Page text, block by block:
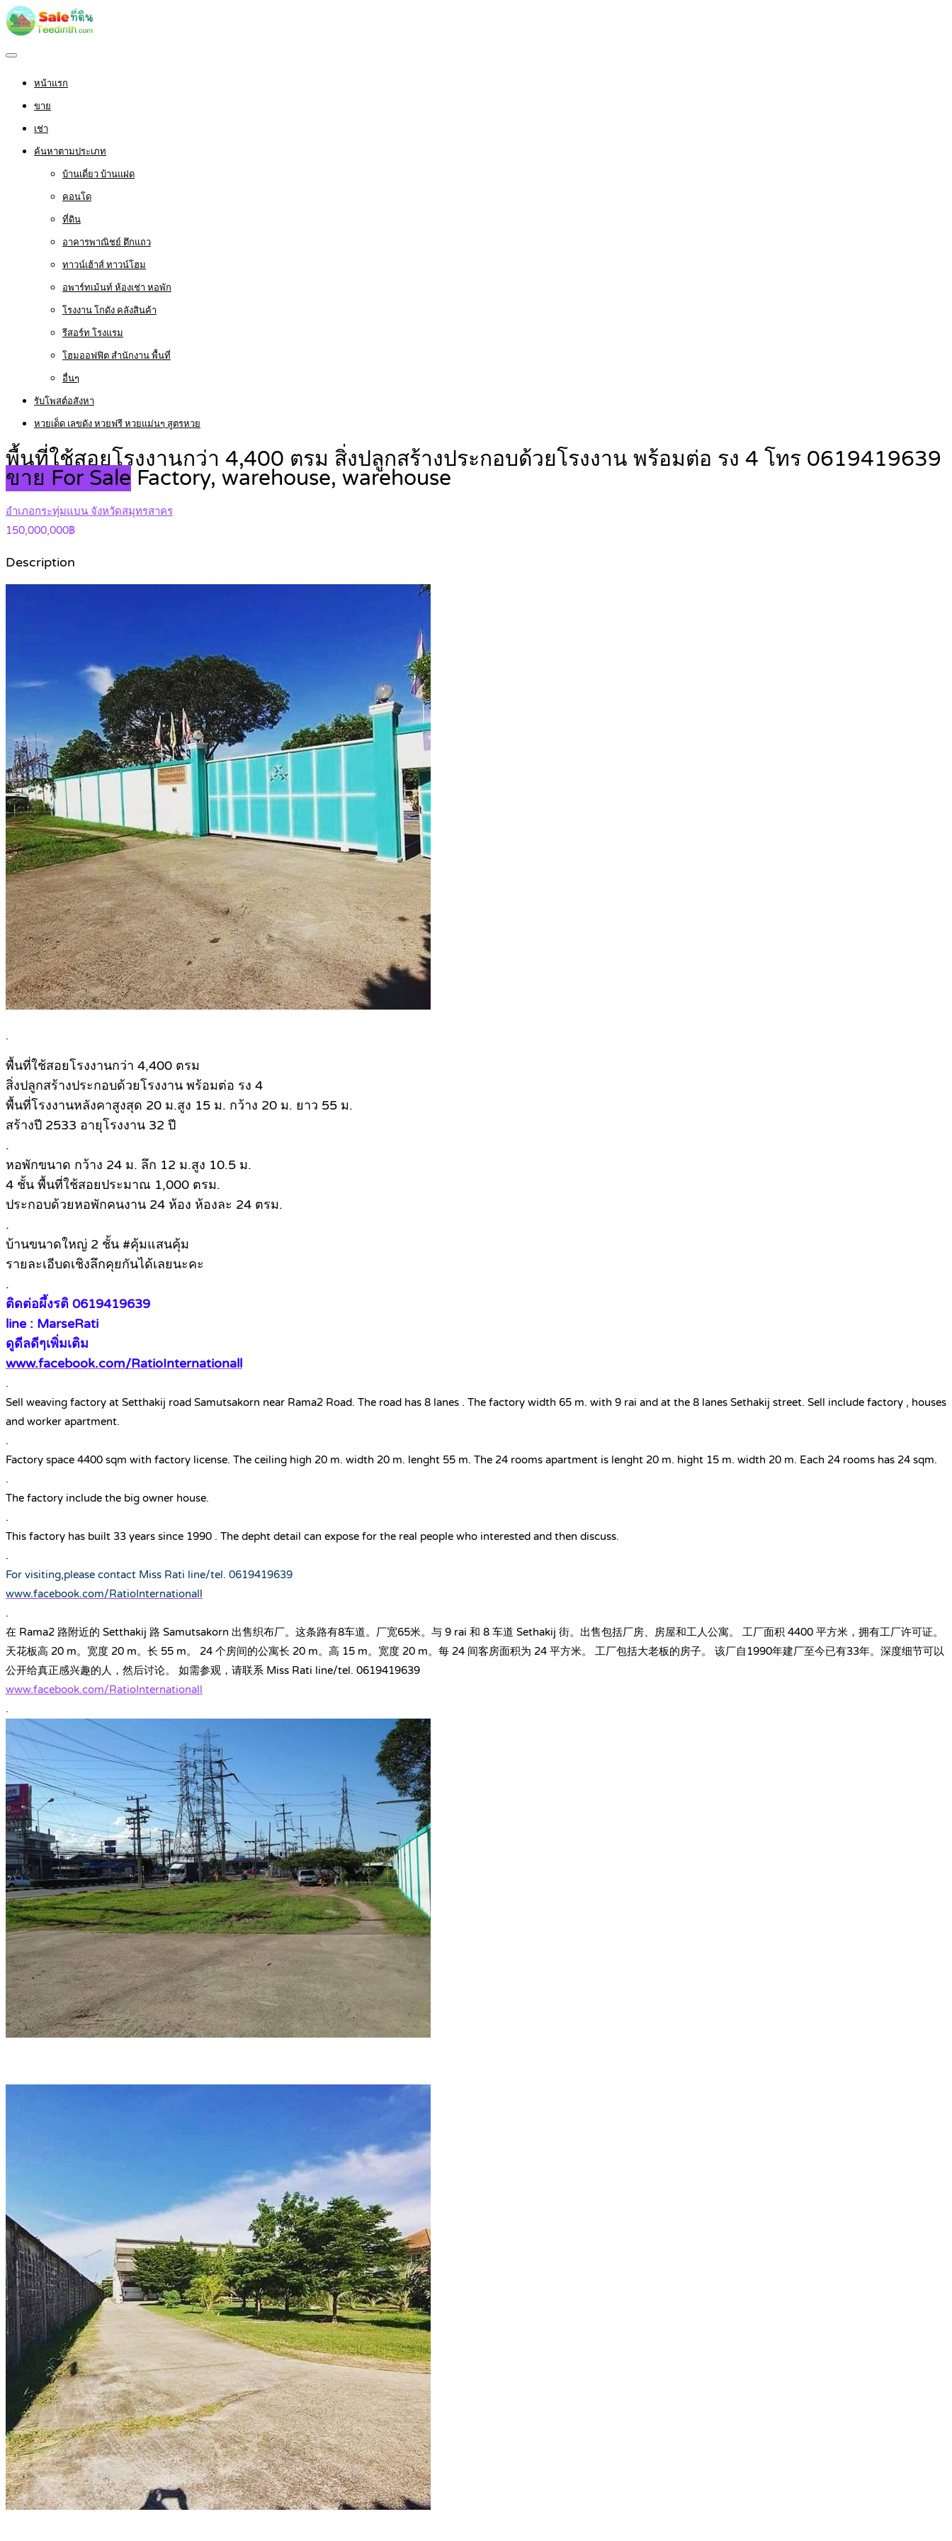
หน้าแรก
ขาย
เช่า
ค้นหาตามประเภท
บ้านเดี่ยว บ้านแฝด
คอนโด
ที่ดิน
อาคารพาณิชย์ ตึกแถว
ทาวน์เฮ้าส์ ทาวน์โฮม
อพาร์ทเม้นท์ ห้องเช่า หอพัก
โรงงาน โกดัง คลังสินค้า
รีสอร์ท โรงแรม
โฮมออฟฟิต สำนักงาน พื้นที่
อื่นๆ
รับโพสต์อสังหา
หวยเด็ด เลขดัง หวยฟรี หวยแม่นๆ สูตรหวย
พื้นที่ใช้สอยโรงงานกว่า 4,400 ตรม สิ่งปลูกสร้างประกอบด้วยโรงงาน พร้อมต่อ รง 4 โทร 0619419639
ขาย For Sale Factory, warehouse, warehouse
อำเภอกระทุ่มแบน จังหวัดสมุทรสาคร
150,000,000฿
Description
.
พื้นที่ใช้สอยโรงงานกว่า 4,400 ตรม
สิ่งปลูกสร้างประกอบด้วยโรงงาน พร้อมต่อ รง 4
พื้นที่โรงงานหลังคาสูงสุด 20 ม.สูง 15 ม. กว้าง 20 ม. ยาว 55 ม.
สร้างปี 2533 อายุโรงงาน 32 ปี
.
หอพักขนาด กว้าง 24 ม. ลึก 12 ม.สูง 10.5 ม.
4 ชั้น พื้นที่ใช้สอยประมาณ 1,000 ตรม.
ประกอบด้วยหอพักคนงาน 24 ห้อง ห้องละ 24 ตรม.
.
บ้านขนาดใหญ่ 2 ชั้น #คุ้มแสนคุ้ม
รายละเอีบดเชิงลึกคุยกันได้เลยนะคะ
.
ติดต่อผึ้งรติ 0619419639
line : MarseRati
ดูดีลดีๆเพิ่มเติม
www.facebook.com/RatioInternationall
.
Sell weaving factory at Setthakij road Samutsakorn near Rama2 Road. The road has 8 lanes . The factory width 65 m. with 9 rai and at the 8 lanes Sethakij street. Sell include factory , houses
and worker apartment.
.
Factory space 4400 sqm with factory license. The ceiling high 20 m. width 20 m. lenght 55 m. The 24 rooms apartment is lenght 20 m. hight 15 m. width 20 m. Each 24 rooms has 24 sqm.
.
The factory include the big owner house.
.
This factory has built 33 years since 1990 . The depht detail can expose for the real people who interested and then discuss.
.
For visiting,please contact Miss Rati line/tel. 0619419639
www.facebook.com/RatioInternationall
.
在 Rama2 路附近的 Setthakij 路 Samutsakorn 出售织布厂。这条路有8车道。厂宽65米。与 9 rai 和 8 车道 Sethakij 街。出售包括厂房、房屋和工人公寓。 工厂面积 4400 平方米，拥有工厂许可证。
天花板高 20 m。宽度 20 m。长 55 m。 24 个房间的公寓长 20 m。高 15 m。宽度 20 m。每 24 间客房面积为 24 平方米。 工厂包括大老板的房子。 该厂自1990年建厂至今已有33年。深度细节可以
公开给真正感兴趣的人，然后讨论。 如需参观，请联系 Miss Rati line/tel. 0619419639
www.facebook.com/RatioInternationall
.